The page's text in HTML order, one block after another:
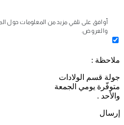
أوافق على تلقي مزيد من المعلومات حول
والعروض.
ملاحظة :
جولة قسم الولادات
متوفّرة يومي الجمعة
والأحد .
إرسال